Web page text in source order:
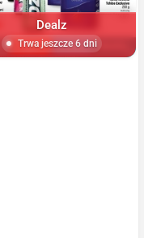
Dealz
Trwa jeszcze 6 dni